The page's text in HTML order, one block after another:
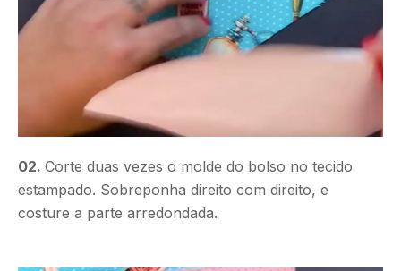
02. Corte duas vezes o molde do bolso no tecido
estampado. Sobreponha direito com direito, e
costure a parte arredondada.